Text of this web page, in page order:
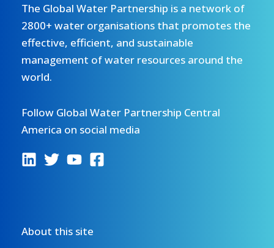
The Global Water Partnership is a network of
2800+ water organisations that promotes the
effective, efficient, and sustainable
management of water resources around the
world.
Follow Global Water Partnership Central
America on social media
About this site